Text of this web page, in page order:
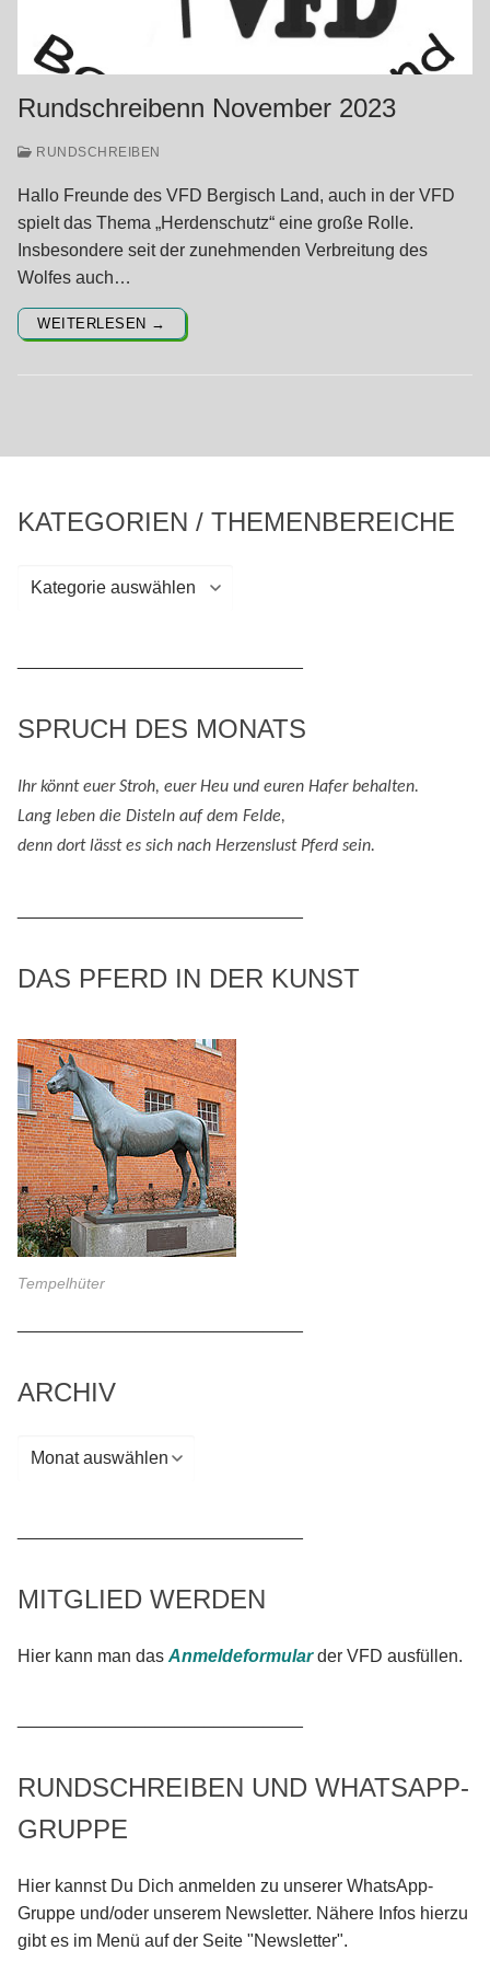
Rundschreibenn November 2023
RUNDSCHREIBEN
Hallo Freunde des VFD Bergisch Land, auch in der VFD
spielt das Thema „Herdenschutz“ eine große Rolle.
Insbesondere seit der zunehmenden Verbreitung des
Wolfes auch…
WEITERLESEN →
KATEGORIEN / THEMENBEREICHE
Kategorien
SPRUCH DES MONATS
Ihr könnt euer Stroh, euer Heu und euren Hafer behalten.
Lang leben die Disteln auf dem Felde,
denn dort lässt es sich nach Herzenslust Pferd sein.
DAS PFERD IN DER KUNST
Tempelhüter
ARCHIV
Archiv
MITGLIED WERDEN
Hier kann man das Anmeldeformularder VFD ausfüllen.
RUNDSCHREIBEN UND WHATSAPP-
GRUPPE
Hier kannst Du Dich anmelden zu unserer WhatsApp-
Gruppe und/oder unserem Newsletter. Nähere Infos hierzu
gibt es im Menü auf der Seite "Newsletter".